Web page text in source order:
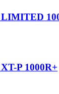
P 1000R+